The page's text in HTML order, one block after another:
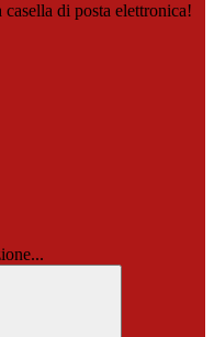
di posta elettronica!